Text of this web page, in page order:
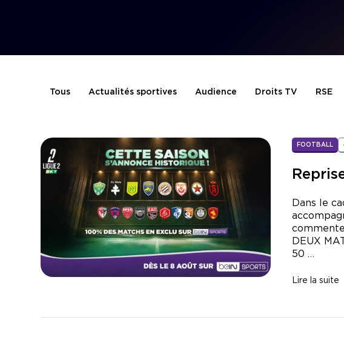
Tous Actualités sportives Audience Droits TV RSE
FOOTBALL
Dans le
DEUX
50 …
Lire la suite